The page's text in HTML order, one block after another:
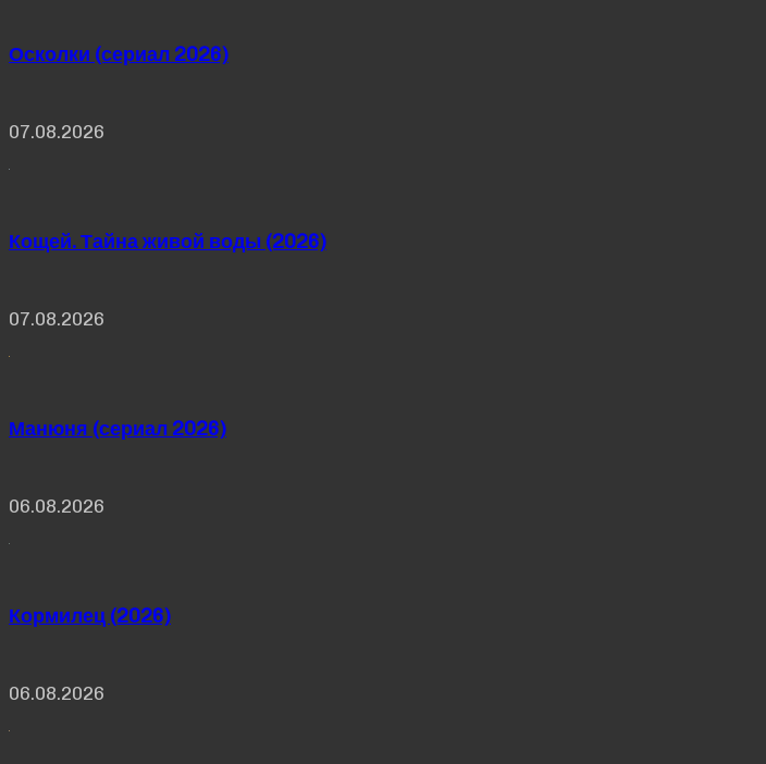
Осколки (сериал 2026)
07.08.2026
Кощей. Тайна живой воды (2026)
07.08.2026
Манюня (сериал 2026)
06.08.2026
Кормилец (2026)
06.08.2026